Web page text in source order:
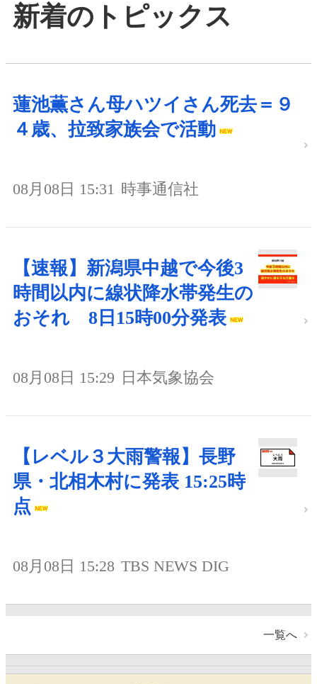
新着のトピックス
蓮池薫さん母ハツイさん死去＝９
４歳、拉致家族会で活動
08月08日 15:31 時事通信社
【速報】新潟県中越で今後3
時間以内に線状降水帯発生の
おそれ 8日15時00分発表
08月08日 15:29 日本気象協会
【レベル３大雨警報】長野
県・北相木村に発表 15:25時
点
08月08日 15:28 TBS NEWS DIG
一覧へ